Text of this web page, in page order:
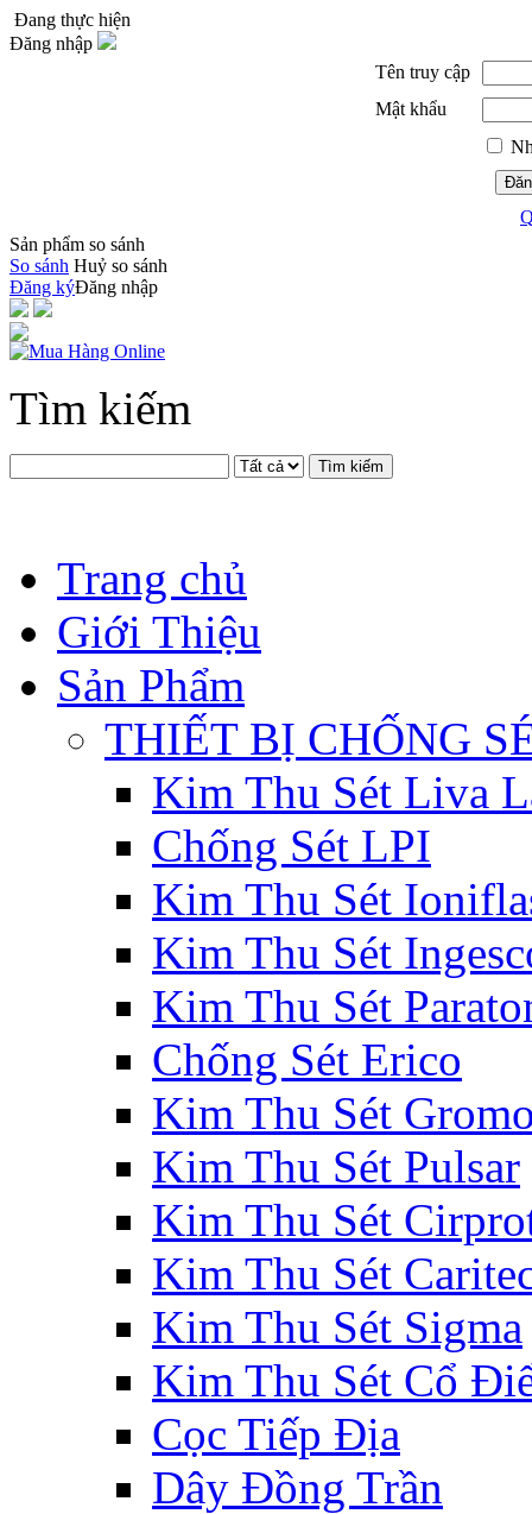
Đang thực hiện
Đăng nhập
Tên truy cập
Mật khẩu
Sản phẩm so sánh
So sánh Huỷ so sánh
Đăng kýĐăng nhập
Tìm kiếm
Tìm kiếm
Trang chủ
Giới Thiệu
Sản Phẩm
THIẾT BỊ CHỐNG
Kim Thu Sét Liva
Chống Sét LPI
Kim Thu Sét
Kim Thu Sét
Kim Thu Sét
Chống Sét Erico
Kim Thu Sét
Kim Thu Sét Pulsar
Kim Thu Sét
Kim Thu Sét
Kim Thu Sét Sigma
Kim Thu Sét Cổ
Cọc Tiếp Địa
Dây Đồng Trần